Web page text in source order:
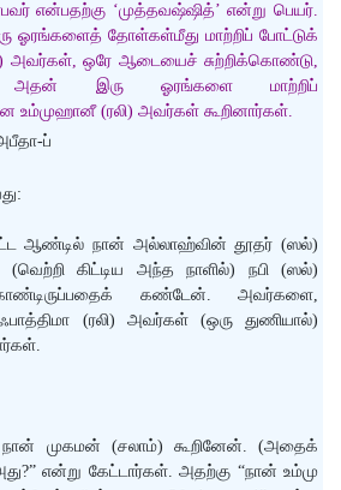
என்பதற்கு ‘முத்தவஷ்ஷித்’ என்று பெயர்.
ஓரங்களைத் தோள்கள்மீது மாற்றிப் போட்டுக்
அவர்கள், ஒரே ஆடையைச் சுற்றிக்கொண்டு,
இரு ஓரங்களை மாற்றிப்
(ரலி) அவர்கள் கூறினார்கள்.
ப்
ஆண்டில் நான் அல்லாஹ்வின் தூதர் (ஸல்)
கிட்டிய அந்த நாளில்) நபி (ஸல்)
கண்டேன். அவர்களை,
(ரலி) அவர்கள் (ஒரு துணியால்)
நான் முகமன் (சலாம்) கூறினேன். (அதைக்
என்று கேட்டார்கள். அதற்கு “நான் உம்மு